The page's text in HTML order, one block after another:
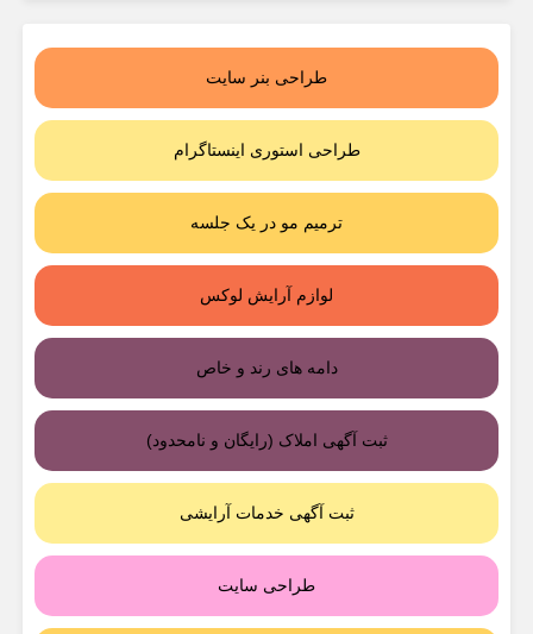
طراحی بنر سایت
طراحی استوری اینستاگرام
ترمیم مو در یک جلسه
لوازم آرایش لوکس
دامه های رند و خاص
ثبت آگهی املاک (رایگان و نامحدود)
ثبت آگهی خدمات آرایشی
طراحی سایت